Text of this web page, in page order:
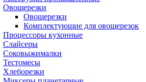
Овощерезки
Овощерезки
Комплектующие для овощерезок
Процессоры кухонные
Слайсеры
Соковыжималки
Тестомесы
Хлеборезки